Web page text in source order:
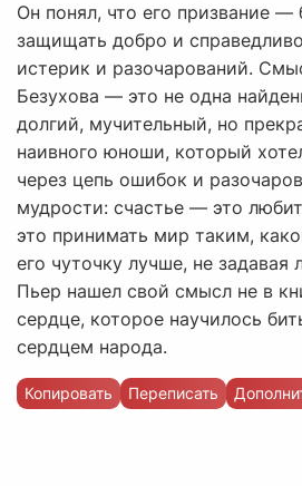
Он понял, что его призвание —
защищать добро и
истерик и разочарований.
Безухова — это не одна
долгий, мучительный, но
наивного юноши, который
через цепь ошибок и
мудрости: счастье — это
это принимать мир таким,
его чуточку лучше, не задавая
Пьер нашел свой смысл не в
сердце, которое научилось
сердцем народа.
Копировать Переписать